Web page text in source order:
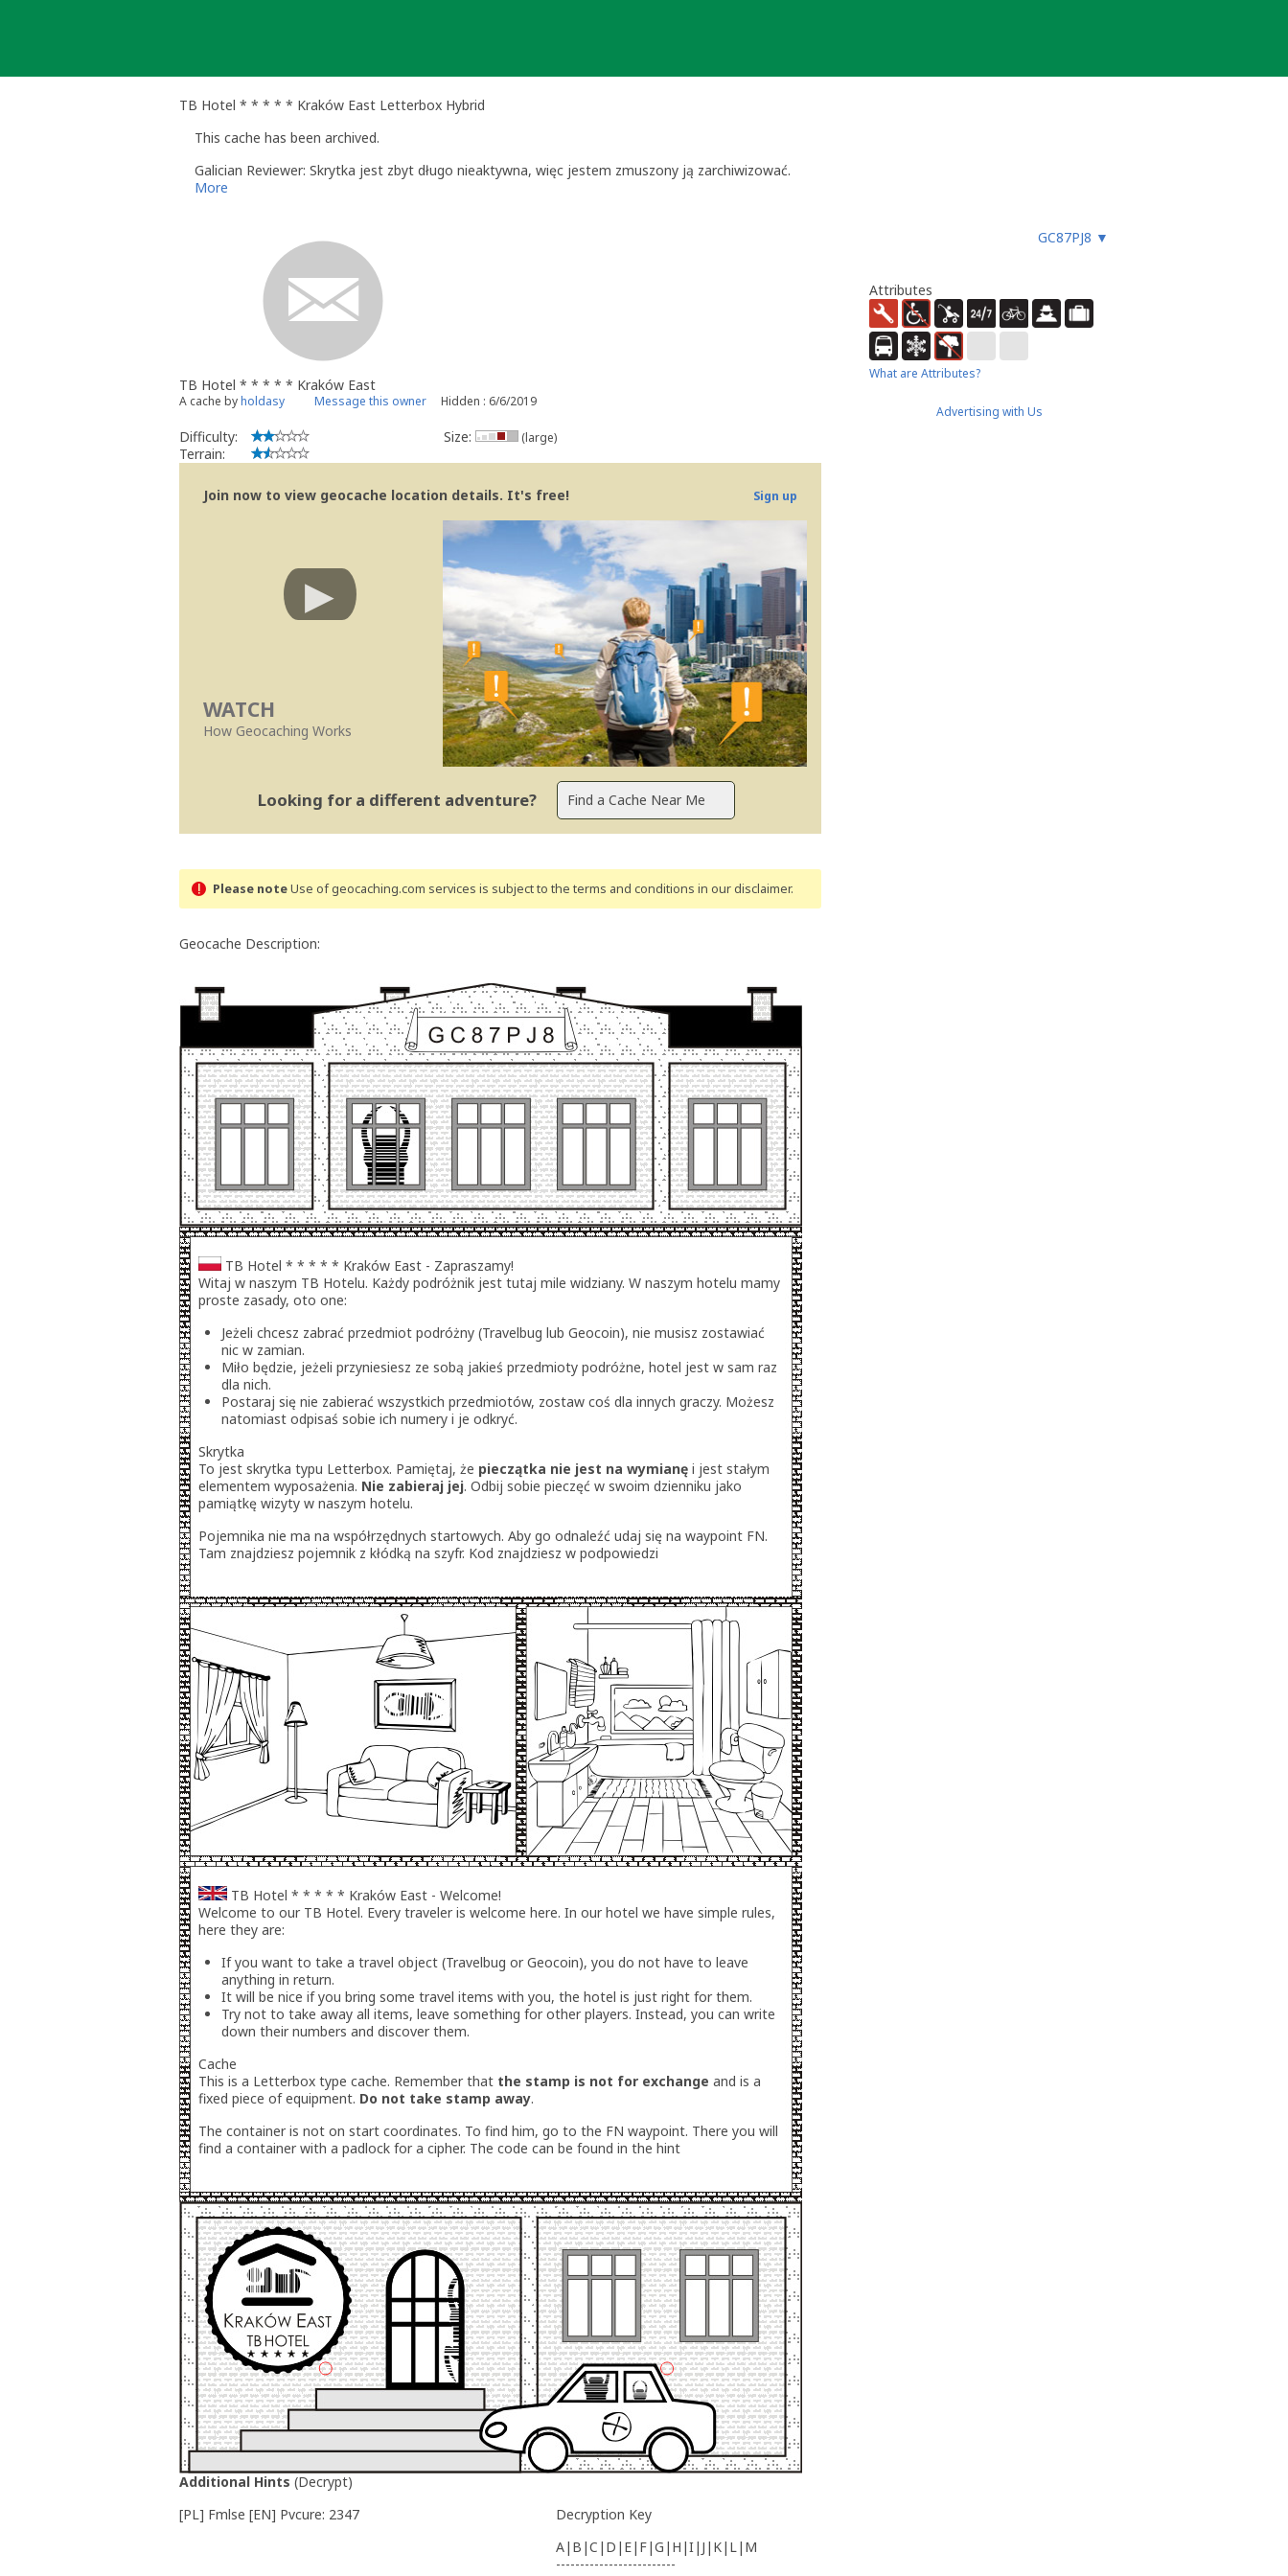
TB Hotel * * * * * Kraków East Letterbox Hybrid
This cache has been archived.
Galician Reviewer: Skrytka jest zbyt długo nieaktywna, więc jestem zmuszony ją zarchiwizować.
More
GC87PJ8 ▼
TB Hotel * * * * * Kraków East
A cache byholdasy Message this owner Hidden : 6/6/2019
Difficulty:
Terrain:
Size: (large)
Join now to view geocache location details. It's free! Sign up
WATCH
How Geocaching Works
Looking for a different adventure?
Please noteUse of geocaching.com services is subject to the terms and conditions in our disclaimer.
Geocache Description:
TB Hotel * * * * * Kraków East - Zapraszamy!
Witaj w naszym TB Hotelu. Każdy podróżnik jest tutaj mile widziany. W naszym hotelu mamy
proste zasady, oto one:
Jeżeli chcesz zabrać przedmiot podróżny (Travelbug lub Geocoin), nie musisz zostawiać
nic w zamian.
Miło będzie, jeżeli przyniesiesz ze sobą jakieś przedmioty podróżne, hotel jest w sam raz
dla nich.
Postaraj się nie zabierać wszystkich przedmiotów, zostaw coś dla innych graczy. Możesz
natomiast odpisaś sobie ich numery i je odkryć.
Skrytka
To jest skrytka typu Letterbox. Pamiętaj, że pieczątka nie jest na wymianę i jest stałym
elementem wyposażenia. Nie zabieraj jej. Odbij sobie pieczęć w swoim dzienniku jako
pamiątkę wizyty w naszym hotelu.
Pojemnika nie ma na współrzędnych startowych. Aby go odnaleźć udaj się na waypoint FN.
Tam znajdziesz pojemnik z kłódką na szyfr. Kod znajdziesz w podpowiedzi
TB Hotel * * * * * Kraków East - Welcome!
Welcome to our TB Hotel. Every traveler is welcome here. In our hotel we have simple rules,
here they are:
If you want to take a travel object (Travelbug or Geocoin), you do not have to leave
anything in return.
It will be nice if you bring some travel items with you, the hotel is just right for them.
Try not to take away all items, leave something for other players. Instead, you can write
down their numbers and discover them.
Cache
This is a Letterbox type cache. Remember that the stamp is not for exchange and is a
fixed piece of equipment. Do not take stamp away.
The container is not on start coordinates. To find him, go to the FN waypoint. There you will
find a container with a padlock for a cipher. The code can be found in the hint
Additional Hints (Decrypt)
[PL] Fmlse [EN] Pvcure: 2347
Decryption Key
A|B|C|D|E|F|G|H|I|J|K|L|M
-------------------------
Attributes
What are Attributes?
Advertising with Us